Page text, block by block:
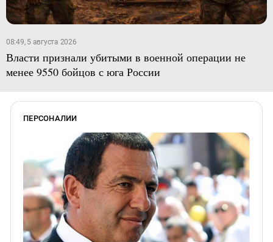
08:49, 5 августа 2026
Власти признали убитыми в военной операции не
менее 9550 бойцов с юга России
ПЕРСОНАЛИИ